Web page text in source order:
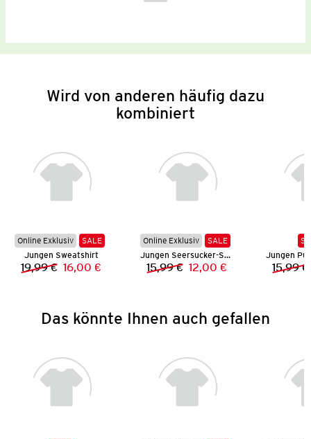
Wird von anderen häufig dazu
kombiniert
Online Exklusiv
SALE
Jungen Sweatshirt
Vorheriger Preis:
19,99 € Neuer Preis:
16,00 €
Online Exklusiv
SALE
Jungen Seersucker-Shorts
Vorheriger Preis:
15,99 € Neuer Preis:
12,00 € 15,99 €
Das könnte Ihnen auch gefallen